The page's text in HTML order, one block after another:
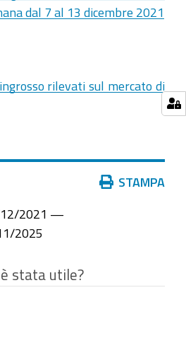
dal 7 al 13 dicembre 2021
rilevati sul mercato di
STAMPA
2021 —
2025
stata utile?